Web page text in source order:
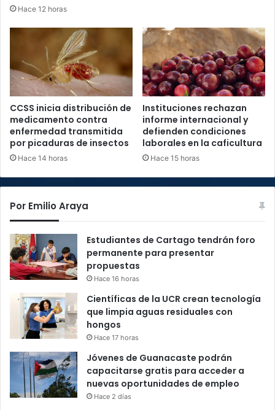
Hace 12 horas
CCSS inicia distribución de
medicamento contra
enfermedad transmitida
por picaduras de insectos
Hace 14 horas
Instituciones rechazan
informe internacional y
defienden condiciones
laborales en la caficultura
Hace 15 horas
Por Emilio Araya
Estudiantes de Cartago tendrán foro
permanente para presentar
propuestas
Hace 16 horas
Científicas de la UCR crean tecnología
que limpia aguas residuales con
hongos
Hace 17 horas
Jóvenes de Guanacaste podrán
capacitarse gratis para acceder a
nuevas oportunidades de empleo
Hace 2 días